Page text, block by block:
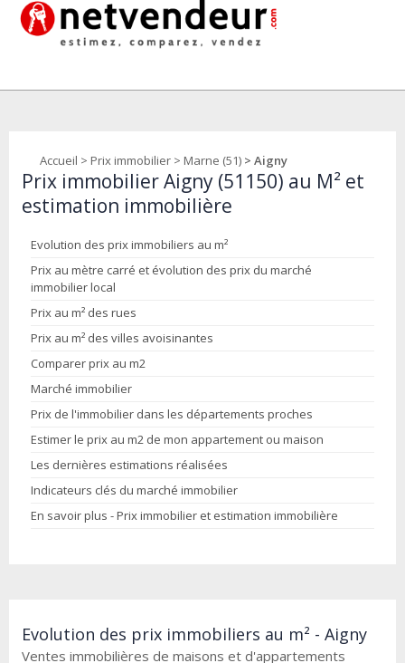
Accueil > Prix immobilier > Marne (51) > Aigny
Prix immobilier Aigny (51150) au M² et
estimation immobilière
Evolution des prix immobiliers au m²
Prix au mètre carré et évolution des prix du marché
immobilier local
Prix au m² des rues
Prix au m² des villes avoisinantes
Comparer prix au m2
Marché immobilier
Prix de l'immobilier dans les départements proches
Estimer le prix au m2 de mon appartement ou maison
Les dernières estimations réalisées
Indicateurs clés du marché immobilier
En savoir plus - Prix immobilier et estimation immobilière
Evolution des prix immobiliers au m² - Aigny
Ventes immobilières de maisons et d'appartements